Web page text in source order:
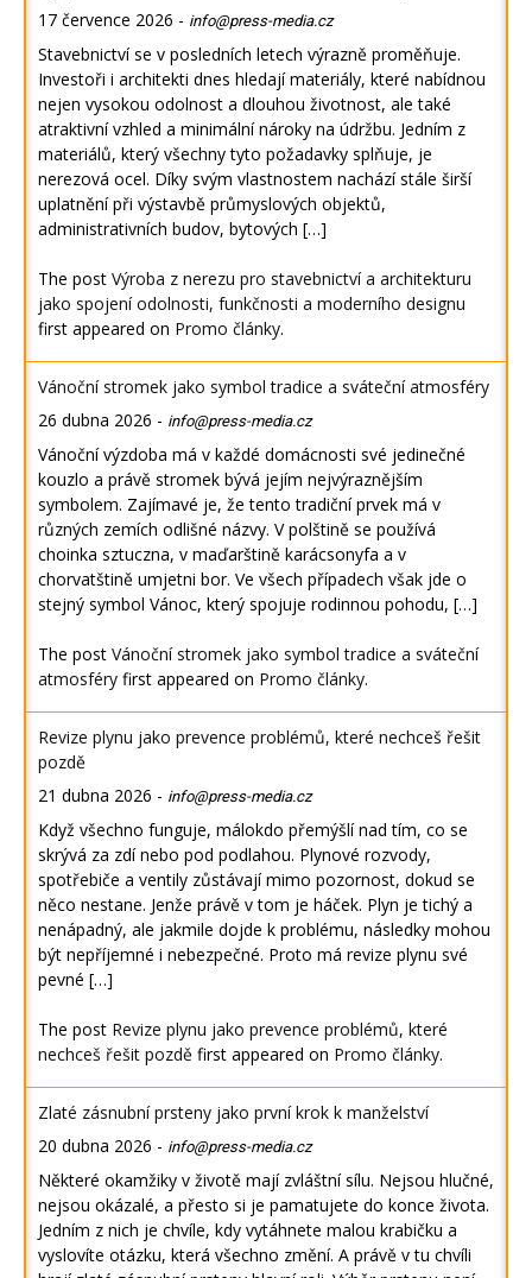
17 července 2026 - info@press-media.cz
Stavebnictví se v posledních letech výrazně proměňuje.
Investoři i architekti dnes hledají materiály, které nabídnou
nejen vysokou odolnost a dlouhou životnost, ale také
atraktivní vzhled a minimální nároky na údržbu. Jedním z
materiálů, který všechny tyto požadavky splňuje, je
nerezová ocel. Díky svým vlastnostem nachází stále širší
uplatnění při výstavbě průmyslových objektů,
administrativních budov, bytových […]
The post Výroba z nerezu pro stavebnictví a architekturu
jako spojení odolnosti, funkčnosti a moderního designu
first appeared on Promo články.
Vánoční stromek jako symbol tradice a sváteční atmosféry
26 dubna 2026 - info@press-media.cz
Vánoční výzdoba má v každé domácnosti své jedinečné
kouzlo a právě stromek bývá jejím nejvýraznějším
symbolem. Zajímavé je, že tento tradiční prvek má v
různých zemích odlišné názvy. V polštině se používá
choinka sztuczna, v maďarštině karácsonyfa a v
chorvatštině umjetni bor. Ve všech případech však jde o
stejný symbol Vánoc, který spojuje rodinnou pohodu, […]
The post Vánoční stromek jako symbol tradice a sváteční
atmosféry first appeared on Promo články.
Revize plynu jako prevence problémů, které nechceš řešit
pozdě
21 dubna 2026 - info@press-media.cz
Když všechno funguje, málokdo přemýšlí nad tím, co se
skrývá za zdí nebo pod podlahou. Plynové rozvody,
spotřebiče a ventily zůstávají mimo pozornost, dokud se
něco nestane. Jenže právě v tom je háček. Plyn je tichý a
nenápadný, ale jakmile dojde k problému, následky mohou
být nepříjemné i nebezpečné. Proto má revize plynu své
pevné […]
The post Revize plynu jako prevence problémů, které
nechceš řešit pozdě first appeared on Promo články.
Zlaté zásnubní prsteny jako první krok k manželství
20 dubna 2026 - info@press-media.cz
Některé okamžiky v životě mají zvláštní sílu. Nejsou hlučné,
nejsou okázalé, a přesto si je pamatujete do konce života.
Jedním z nich je chvíle, kdy vytáhnete malou krabičku a
vyslovíte otázku, která všechno změní. A právě v tu chvíli